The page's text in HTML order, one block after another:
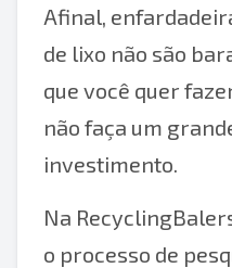
Afinal,
de lixo não são
que você quer
não faça um
investimento.
Na
o processo de